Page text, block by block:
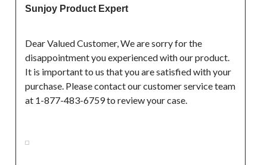
Sunjoy Product Expert
Dear Valued Customer, We are sorry for the
disappointment you experienced with our product.
It is important to us that you are satisfied with your
purchase. Please contact our customer service team
at 1-877-483-6759 to review your case.